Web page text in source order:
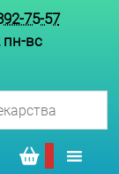
75-57
пн-вс